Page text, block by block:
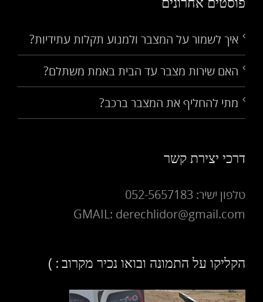
איך לשמור על המצבר ולמנוע תקלות עתידיות?
האם שירות מצבר עד הבית באמת משתלם?
מתי להחליף את המצבר ברכב?
דרכי יצירת קשר
טלפון ישיר: 052-5657183
GMAIL: derechlidor@gmail.com
הקליקו על התמונה ובואו נכיר מקרוב : )